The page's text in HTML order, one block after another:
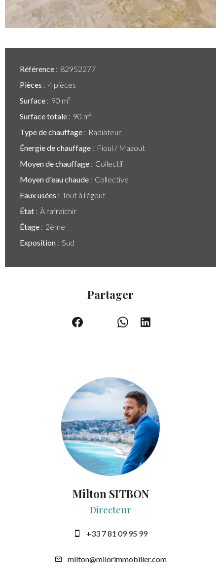
Référence
82952277
Pièces
4 pièces
Surface
90 m²
Surface totale
90 m²
Type de chauffage
Radiateur
Énergie de chauffage
Fioul / Mazout
Moyen de chauffage
Collectif
Moyen d'eau chaude
Collective
Eaux usées
Tout à l'égout
État
À rafraîchir
Étage
2ème
Exposition
Sud
Partager
Milton SITBON
Directeur
+33 7 81 09 95 99
milton@milorimmobilier.com